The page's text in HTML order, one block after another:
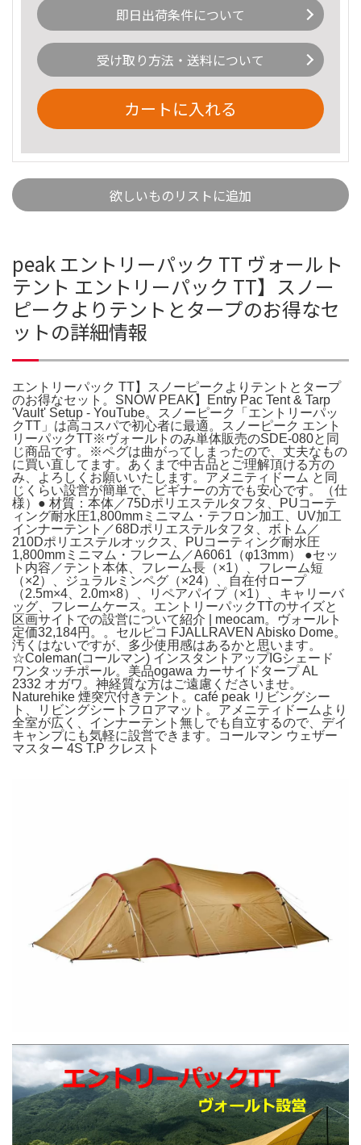
即日出荷条件について
受け取り方法・送料について
カートに入れる
欲しいものリストに追加
peak エントリーパック TT ヴォールト
テント エントリーパック TT】スノー
ピークよりテントとタープのお得なセ
ットの詳細情報
エントリーパック TT】スノーピークよりテントとタープ
のお得なセット。SNOW PEAK】Entry Pac Tent & Tarp
'Vault' Setup - YouTube。スノーピーク「エントリーパッ
クTT」は高コスパで初心者に最適。スノーピーク エント
リーパックTT※ヴォールトのみ単体販売のSDE-080と同
じ商品です。※ペグは曲がってしまったので、丈夫なもの
に買い直してます。あくまで中古品とご理解頂ける方の
み、よろしくお願いいたします。アメニティドーム と同
じくらい設営が簡単で、ビギナーの方でも安心です。（仕
様）● 材質：本体／75Dポリエステルタフタ、PUコーテ
ィング耐水圧1,800mmミニマム・テフロン加工、UV加工
インナーテント／68Dポリエステルタフタ、ボトム／
210Dポリエステルオックス、PUコーティング耐水圧
1,800mmミニマム・フレーム／A6061（φ13mm） ●セッ
ト内容／テント本体、フレーム長（×1）、フレーム短
（×2）、ジュラルミンペグ（×24）、自在付ロープ
（2.5m×4、2.0m×8）、リペアパイプ（×1）、キャリーバ
ッグ、フレームケース。エントリーパックTTのサイズと
区画サイトでの設営について紹介 | meocam。ヴォールト
定価32,184円。。セルピコ FJALLRAVEN Abisko Dome。
汚くはないですが、多少使用感はあるかと思います。
☆Coleman(コールマン) インスタントアップIGシェード
ワンタッチポール。美品ogawa カーサイドタープ AL
2332 オガワ。神経質な方はご遠慮くださいませ。
Naturehike 煙突穴付きテント。café peak リビングシー
ト、リビングシートフロアマット。アメニティドームより
全室が広く、インナーテント無しでも自立するので、デイ
キャンプにも気軽に設営できます。コールマン ウェザー
マスター 4S T.P クレスト